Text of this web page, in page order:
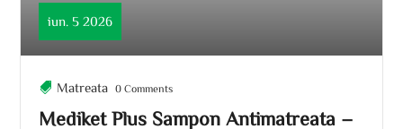
Mediket Plus Sampon Antimatreata –
iun. 5 2026
Matreata 0 Comments